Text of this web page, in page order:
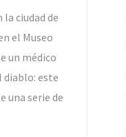
ciudad de
el Museo
un médico
diablo: este
una serie de